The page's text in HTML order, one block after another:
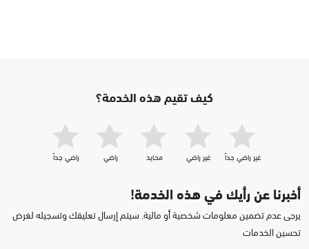
كيف تقيم هذه الخدمة؟
غير راضي جداّ غير راضي محايد راضي راضي جداّ
أخبرنا عن رأيك في هذه الخدمة!
يرجى عدم تضمين معلومات شخصية أو مالية. سيتم إرسال تعليقك وتسجيله لغرض
تحسين الخدمات